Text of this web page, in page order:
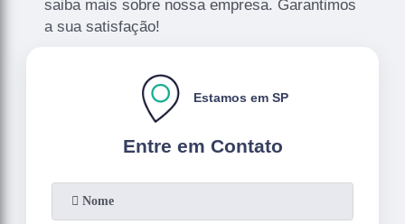
saiba mais sobre nossa empresa. Garantimos
a sua satisfação!
Entre em Contato
Estamos em SP